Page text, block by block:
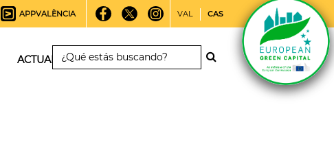
APPVALÈNCIA VAL CAS
ACTUALIDAD